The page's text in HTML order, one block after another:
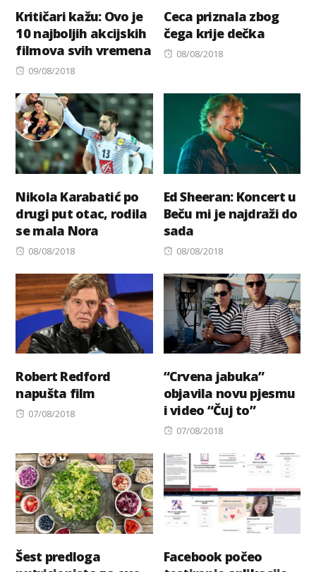
Kritičari kažu: Ovo je
10 najboljih akcijskih
filmova svih vremena
Posted
09/08/2018
Ceca priznala zbog
čega krije dečka
Posted
08/08/2018
Nikola Karabatić po
drugi put otac, rodila
se mala Nora
Posted
08/08/2018
Ed Sheeran: Koncert u
Beču mi je najdraži do
sada
Posted
08/08/2018
Robert Redford
napušta film
Posted
07/08/2018
“Crvena jabuka”
objavila novu pjesmu
i video “Čuj to”
Posted
07/08/2018
Šest predloga
Facebook počeo